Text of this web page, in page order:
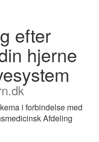
efter
hjerne
i forbindelse med
Afdeling